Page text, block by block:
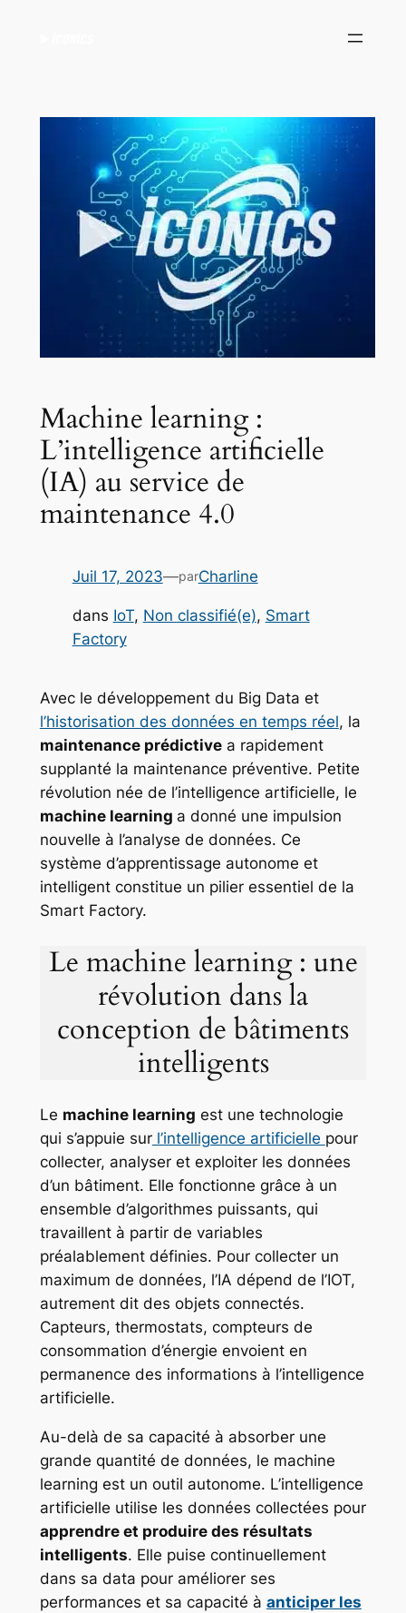
Machine learning :
L’intelligence artificielle
(IA) au service de
maintenance 4.0
Juil 17, 2023—parCharline
dans IoT, Non classifié(e), Smart
Factory
Avec le développement du Big Data et
l’historisation des données en temps réel, la
maintenance prédictivea rapidement
supplanté la maintenance préventive. Petite
révolution née de l’intelligence artificielle, le
machine learning a donné une impulsion
nouvelle à l’analyse de données. Ce
système d’apprentissage autonome et
intelligent constitue un pilier essentiel de la
Smart Factory.
Le machine learning : une
révolution dans la
conception de bâtiments
intelligents
Le machine learning est une technologie
qui s’appuie surl’intelligence artificielle pour
collecter, analyser et exploiter les données
d’un bâtiment. Elle fonctionne grâce à un
ensemble d’algorithmes puissants, qui
travaillent à partir de variables
préalablement définies. Pour collecter un
maximum de données, l’IA dépend de l’IOT,
autrement dit des objets connectés.
Capteurs, thermostats, compteurs de
consommation d’énergie envoient en
permanence des informations à l’intelligence
artificielle.
Au-delà de sa capacité à absorber une
grande quantité de données, le machine
learning est un outil autonome. L’intelligence
artificielle utilise les données collectées pour
apprendre et produire des résultats
intelligents. Elle puise continuellement
dans sa data pour améliorer ses
performances et sa capacité à anticiper les